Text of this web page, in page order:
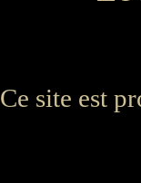
Ce site est